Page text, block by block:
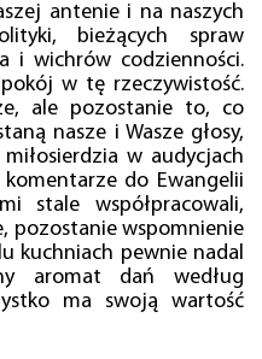
antenie i na naszych
bieżących spraw
i wichrów codzienności.
w tę rzeczywistość.
ale pozostanie to, co
nasze i Wasze głosy,
w audycjach
komentarze do Ewangelii
stale współpracowali,
pozostanie wspomnienie
kuchniach pewnie nadal
aromat dań według
ma swoją wartość